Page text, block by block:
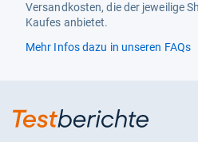
Versandkosten, die der jeweilige
Kaufes anbietet.
Mehr Infos dazu in unseren FAQs